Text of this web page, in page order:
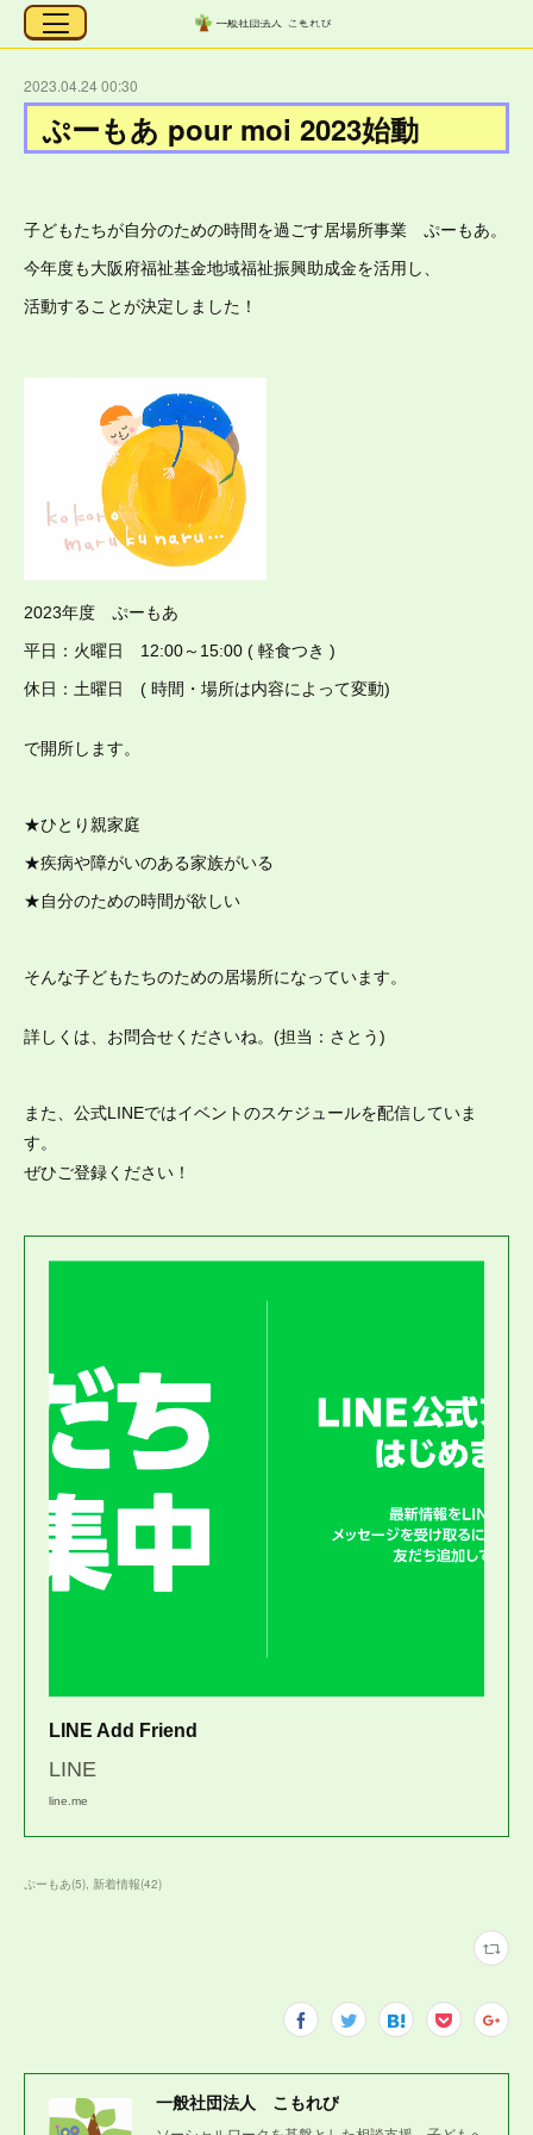
2023.04.24 00:30
ぷーもあ pour moi 2023始動
子どもたちが自分のための時間を過ごす居場所事業 ぷーもあ。
今年度も大阪府福祉基金地域福祉振興助成金を活用し、
活動することが決定しました！
2023年度 ぷーもあ
平日：火曜日 12:00～15:00 ( 軽食つき )
休日：土曜日 ( 時間・場所は内容によって変動)
で開所します。
★ひとり親家庭
★疾病や障がいのある家族がいる
★自分のための時間が欲しい
そんな子どもたちのための居場所になっています。
詳しくは、お問合せくださいね。(担当：さとう)
また、公式LINEではイベントのスケジュールを配信していま
す。
ぜひご登録ください！
LINE Add Friend
LINE
line.me
ぷーもあ(5) 新着情報(42)
一般社団法人 こもれび